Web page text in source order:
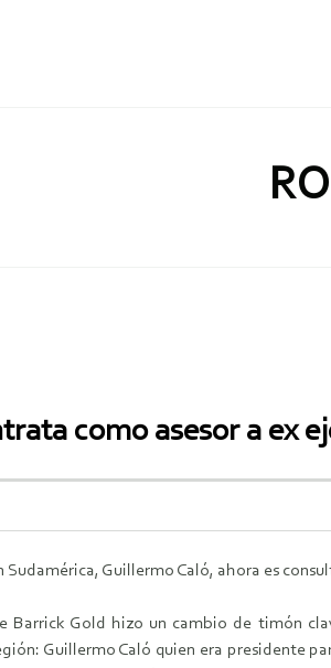
como asesor a ex
Sudamérica, Guillermo Caló, ahora es
Barrick Gold hizo un cambio de timón
Guillermo Caló quien era presidente